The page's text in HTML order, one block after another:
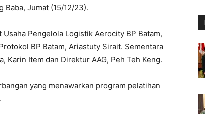
Baba, Jumat (15/12/23).
Pengelola Logistik Aerocity BP Batam,
BP Batam, Ariastuty Sirait. Sementara
Karin Item dan Direktur AAG, Peh Teh Keng.
yang menawarkan program pelatihan